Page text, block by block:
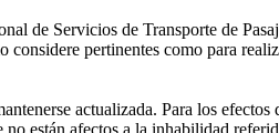
de Servicios de Transporte de
pertinentes como para
actualizada. Para los
están afectos a la inhabilidad